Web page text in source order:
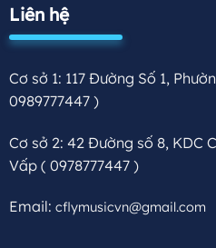
Liên hệ
Cơ sở 1: 117 Đường Số 1,
0989777447 )
Cơ sở 2: 42 Đường số 8, KDC
Vấp( 0978777447 )
Email: cflymusicvn@gmail.com